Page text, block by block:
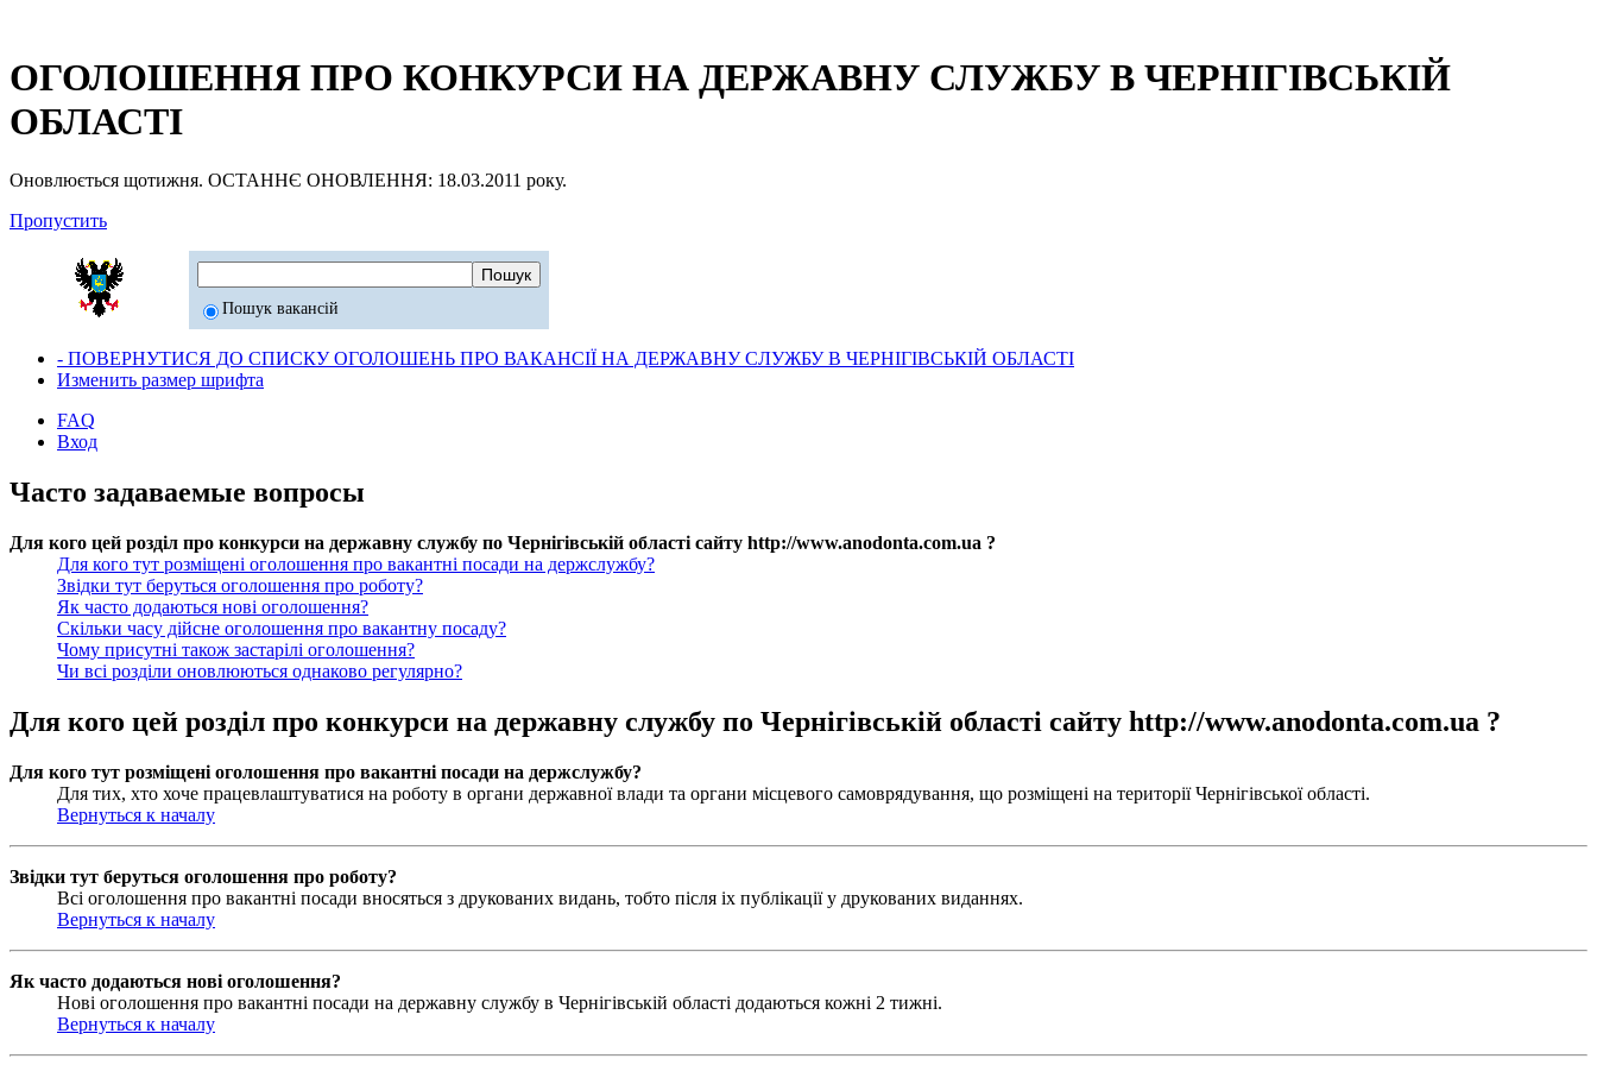
ОГОЛОШЕННЯ ПРО КОНКУРСИ НА ДЕРЖАВНУ СЛУЖБУ В ЧЕРНІГІВСЬКІЙ
ОБЛАСТІ
Оновлюється щотижня. ОСТАННЄ ОНОВЛЕННЯ: 18.03.2011 року.
Пропустить
Пошук вакансій
- ПОВЕРНУТИСЯ ДО СПИСКУ ОГОЛОШЕНЬ ПРО ВАКАНСІЇ НА ДЕРЖАВНУ СЛУЖБУ В ЧЕРНІГІВСЬКІЙ ОБЛАСТІ
Изменить размер шрифта
FAQ
Вход
Часто задаваемые вопросы
Для кого цей розділ про конкурси на державну службу по Чернігівській області сайту http://www.anodonta.com.ua ?
Для кого тут розміщені оголошення про вакантні посади на держслужбу?
Звідки тут беруться оголошення про роботу?
Як часто додаються нові оголошення?
Скільки часу дійсне оголошення про вакантну посаду?
Чому присутні також застарілі оголошення?
Чи всі розділи оновлюються однаково регулярно?
Для кого цей розділ про конкурси на державну службу по Чернігівській області сайту http://www.anodonta.com.ua ?
Для кого тут розміщені оголошення про вакантні посади на держслужбу?
Для тих, хто хоче працевлаштуватися на роботу в органи державної влади та органи місцевого самоврядування, що розміщені на території Чернігівської області.
Вернуться к началу
Звідки тут беруться оголошення про роботу?
Всі оголошення про вакантні посади вносяться з друкованих видань, тобто після іх публікації у друкованих виданнях.
Вернуться к началу
Як часто додаються нові оголошення?
Нові оголошення про вакантні посади на державну службу в Чернігівській області додаються кожні 2 тижні.
Вернуться к началу